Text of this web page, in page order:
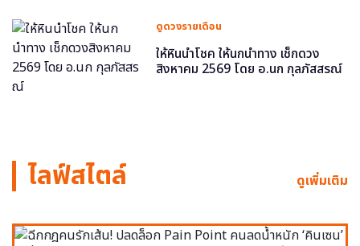
ดูดวงรายเดือน
ให้หินนำโชค ให้นกนำทาง เช็กดวง
สิงหาคม 2569 โดย อ.นก กุลภัสสรณ์
ไลฟ์สไตล์ ดูเพิ่มเติม